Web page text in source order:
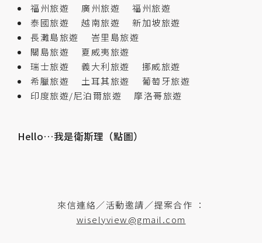
福州旅遊
廣州旅遊
福州旅遊
泰國旅遊
越南旅遊
新加坡旅遊
長灘島旅遊
峇里島旅遊
關島旅遊
夏威夷旅遊
瑞士旅遊
義大利旅遊
挪威旅遊
希臘旅遊
土耳其旅遊
葡萄牙旅遊
印度旅遊/尼泊爾旅遊
摩洛哥旅遊
Hello…我是衛斯理（點圖）
來信連絡／活動邀請／提案合作 ：
wiselyview@gmail.com